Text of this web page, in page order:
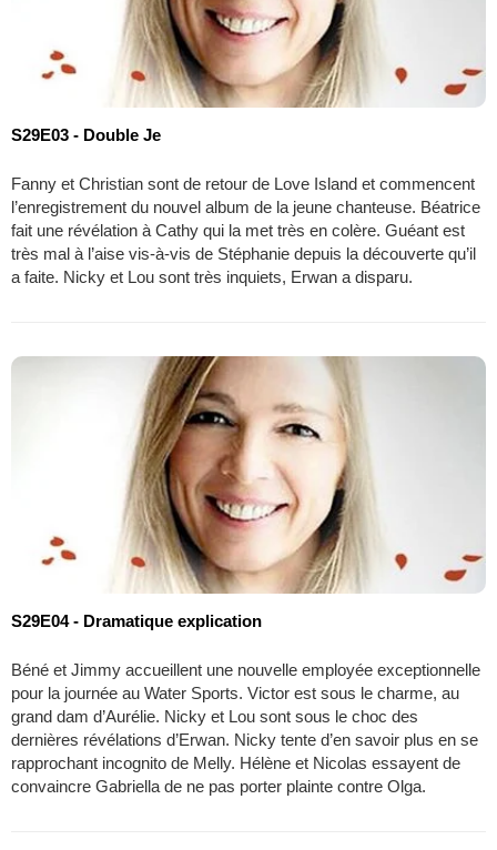
S29E03 - Double Je
Fanny et Christian sont de retour de Love Island et commencent
l’enregistrement du nouvel album de la jeune chanteuse. Béatrice
fait une révélation à Cathy qui la met très en colère. Guéant est
très mal à l’aise vis-à-vis de Stéphanie depuis la découverte qu’il
a faite. Nicky et Lou sont très inquiets, Erwan a disparu.
S29E04 - Dramatique explication
Béné et Jimmy accueillent une nouvelle employée exceptionnelle
pour la journée au Water Sports. Victor est sous le charme, au
grand dam d’Aurélie. Nicky et Lou sont sous le choc des
dernières révélations d’Erwan. Nicky tente d’en savoir plus en se
rapprochant incognito de Melly. Hélène et Nicolas essayent de
convaincre Gabriella de ne pas porter plainte contre Olga.